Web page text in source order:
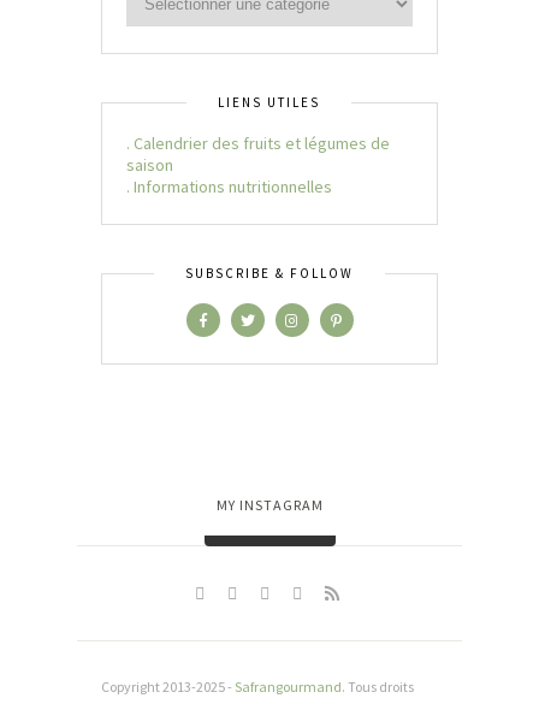
LIENS UTILES
. Calendrier des fruits et légumes de
saison
. Informations nutritionnelles
SUBSCRIBE & FOLLOW
MY INSTAGRAM
Copyright 2013-2025 - Safrangourmand. Tous droits